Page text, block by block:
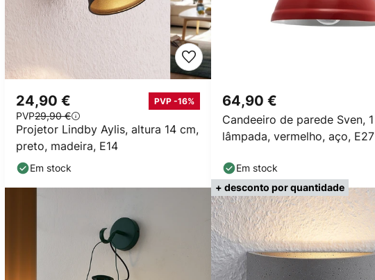
Projetor Lindby Aylis, altura 14 cm,
preto, madeira, E14
24,90 € PVP -16%
PVP29,90 €
Em stock
Candeeiro de parede Sven, 1
lâmpada, vermelho, aço, E27
64,90 €
Em stock
+ desconto por quantidade